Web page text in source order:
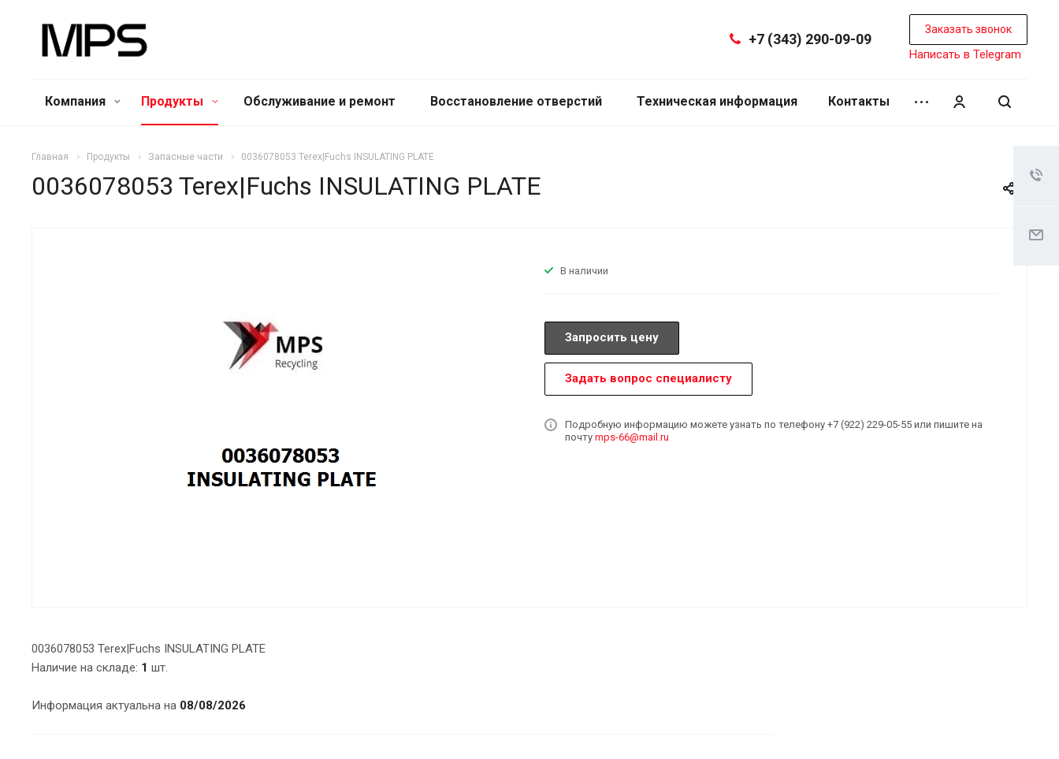
+7 (343) 290-09-09
Заказать звонок
Написать в Telegram
Компания Продукты Обслуживание и ремонт Восстановление отверстий Техническая информация Контакты
Главная Продукты Запасные части 0036078053 Terex|Fuchs INSULATING PLATE
0036078053 Terex|Fuchs INSULATING PLATE
В наличии
Запросить цену
Задать вопрос специалисту
Подробную информацию можете узнать по телефону +7 (922) 229-05-55 или пишите на
почту mps-66@mail.ru
0036078053 Terex|Fuchs INSULATING PLATE
Наличие на складе: 1 шт.
Информация актуальна на 08/08/2026